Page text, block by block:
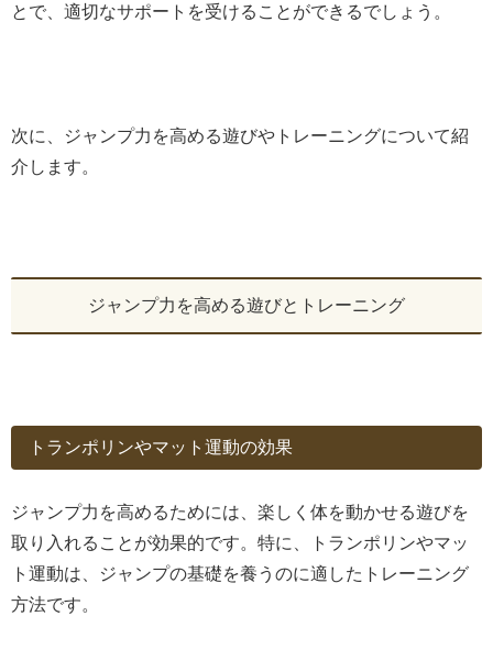
とで、適切なサポートを受けることができるでしょう。
次に、ジャンプ力を高める遊びやトレーニングについて紹
介します。
ジャンプ力を高める遊びとトレーニング
トランポリンやマット運動の効果
ジャンプ力を高めるためには、楽しく体を動かせる遊びを
取り入れることが効果的です。特に、トランポリンやマッ
ト運動は、ジャンプの基礎を養うのに適したトレーニング
方法です。